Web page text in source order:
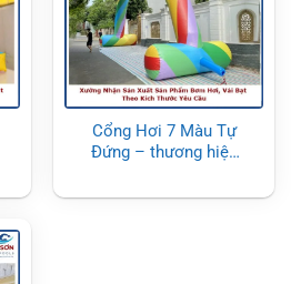
Cổng Hơi 7 Màu Tự
Đứng – thương hiệu